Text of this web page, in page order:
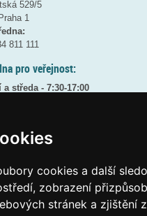
cookies a další
zobrazení
stránek a zjištění
529/5
1
811 111
pro veřejnost:
středa - 7:30-17:00
- bezpečnostní přestávka
podatelna:
gov cz